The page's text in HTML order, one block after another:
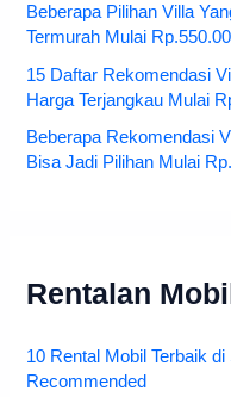
Beberapa Pilihan Villa
Termurah Mulai
15 Daftar Rekomendasi
Harga Terjangkau Mulai
Beberapa Rekomendasi
Bisa Jadi Pilihan Mulai
Rentalan
10 Rental Mobil Terbaik
Recommended